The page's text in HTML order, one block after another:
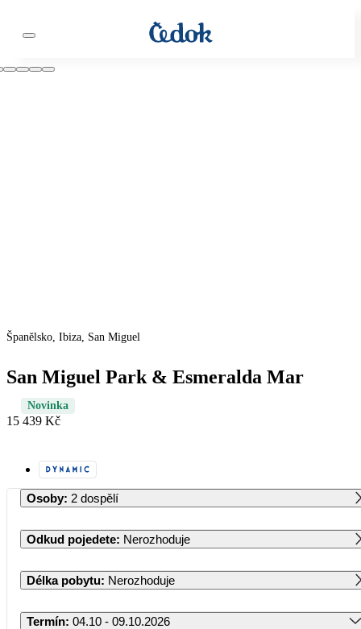
Španělsko, Ibiza, San Miguel
San Miguel Park & Esmeralda Mar
Novinka
15 439 Kč
Osoby: 2 dospělí
Odkud pojedete: Nerozhoduje
Délka pobytu: Nerozhoduje
Termín: 04.10 - 09.10.2026